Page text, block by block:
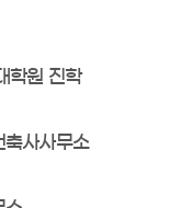
학원 진학
축사사무소